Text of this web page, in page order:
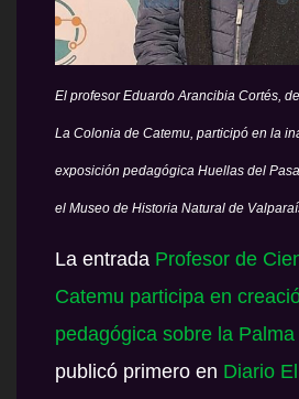
El profesor Eduardo Arancibia Cortés,
La Colonia de Catemu, participó en la
exposición pedagógica Huellas del
el Museo de Historia Natural de
La entrada Profesor de
Catemu participa en
pedagógica sobre la
publicó primero en Diario